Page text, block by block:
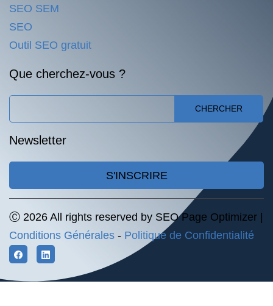
SEO SEM
SEO
Outil SEO gratuit
Que cherchez-vous ?
CHERCHER
Newsletter
S'INSCRIRE
Ⓒ 2026 All rights reserved by SEO Page Optimizer |
Conditions Générales - Politique de Confidentialité